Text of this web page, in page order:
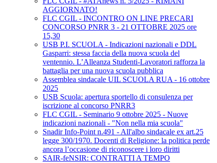
AGGIORNATO!
FLC CGIL - INCONTRO ON LINE PRECARI
CONCORSO PNRR 3 - 21 OTTOBRE 2025 ore
15,30
USB P.I. SCUOLA - Indicazioni nazionali e DDL
Gasparri: stessa faccia della nuova scuola del
ventennio. L’Alleanza Studenti-Lavoratori rafforza la
battaglia per una nuova scuola pubblica
Assemblea sindacale UIL SCUOLA RUA - 16 ottobre
2025
USB Scuola: apertura sportello di consulenza per
iscrizione al concorso PNRR3
FLC CGIL - Seminario 9 ottobre 2025 - Nuove
indicazioni nazionali - "Non nella mia scuola"
Snadir Info-Point n.491 - All'albo sindacale ex art.25
legge 300/1970. Docenti di Religione: la politica perde
ancora l’occasione di riconoscere i loro diritti
SAIR-feNSIR: CONTRATTI A TEMPO